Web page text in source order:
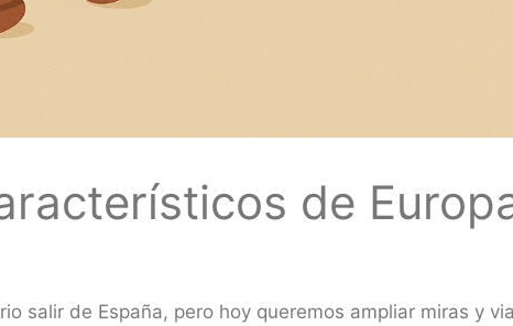
de
salir de España, pero hoy queremos ampliar miras y